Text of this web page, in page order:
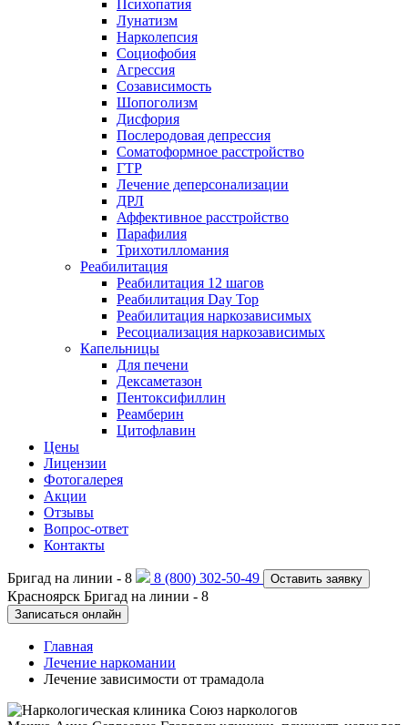
Психопатия
Лунатизм
Нарколепсия
Социофобия
Агрессия
Созависимость
Шопоголизм
Дисфория
Послеродовая депрессия
Соматоформное расстройство
ГТР
Лечение деперсонализации
ДРЛ
Аффективное расстройство
Парафилия
Трихотилломания
Реабилитация
Реабилитация 12 шагов
Реабилитация Day Top
Реабилитация наркозависимых
Ресоциализация наркозависимых
Капельницы
Для печени
Дексаметазон
Пентоксифиллин
Реамберин
Цитофлавин
Цены
Лицензии
Фотогалерея
Акции
Отзывы
Вопрос-ответ
Контакты
Бригад на линии - 8 8 (800) 302-50-49 Оставить заявку
Красноярск Бригад на линии - 8
Записаться онлайн
Главная
Лечение наркомании
Лечение зависимости от трамадола